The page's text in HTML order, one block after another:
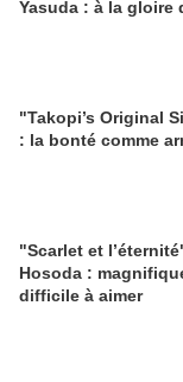
Yasuda : à la gloire
"Takopi’s Original
: la bonté comme
"Scarlet et
Hosoda :
difficile à aimer